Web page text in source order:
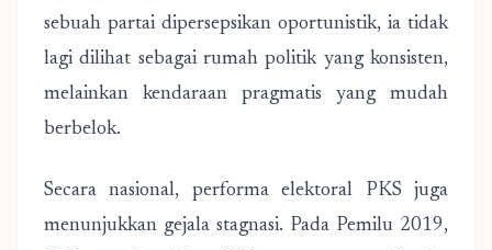
sebuah partai dipersepsikan oportunistik, ia tidak
lagi dilihat sebagai rumah politik yang konsisten,
melainkan kendaraan pragmatis yang mudah
berbelok.
Secara nasional, performa elektoral PKS juga
menunjukkan gejala stagnasi. Pada Pemilu 2019,